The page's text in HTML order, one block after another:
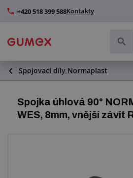
+420 518 399 588Kontakty
Hadice a jejich kompletace
Profily a výroba těsnění
Spojovací díly Normaplast
Spojka úhlová 90°
WES, 8mm, vnější závit